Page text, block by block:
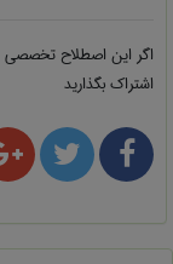
اگر این اصطلاح تخصصی
اشتراک بگذارید